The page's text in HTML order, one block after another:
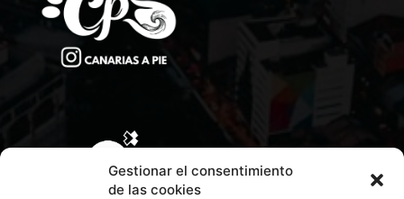
Gestionar el consentimiento
de las cookies